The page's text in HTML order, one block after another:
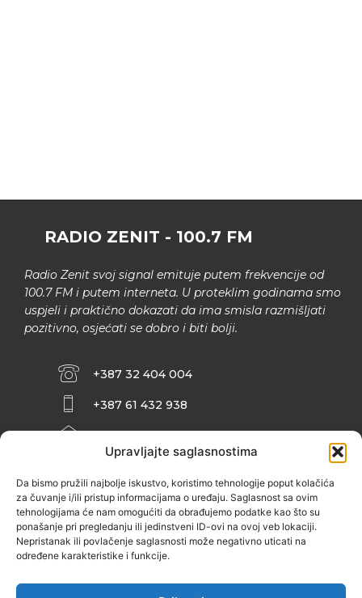
Upravljajte saglasnostima
Da bismo pružili najbolje iskustvo, koristimo tehnologije poput kolačića
za čuvanje i/ili pristup informacijama o uređaju. Saglasnost sa ovim
tehnologijama će nam omogućiti da obrađujemo podatke kao što su
ponašanje pri pregledanju ili jedinstveni ID-ovi na ovoj veb lokaciji.
Nepristanak ili povlačenje saglasnosti može negativno uticati na
određene karakteristike i funkcije.
RADIO ZENIT - 100.7 FM
Radio Zenit svoj signal emituje putem frekvencije od
100.7 FM i putem interneta. U proteklim godinama smo
uspjeli i praktično dokazati da ima smisla razmišljati
pozitivno, osjećati se dobro i biti bolji.
+387 32 404 004
+387 61 432 938
INFO@ZENIT.BA
ZENIČANKA, 3. SPRAT), 72000 ZENICA